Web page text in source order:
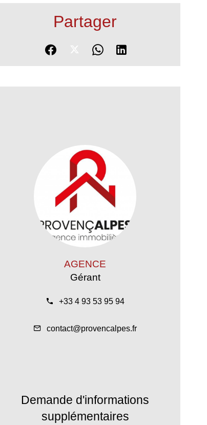
Partager
AGENCE
Gérant
+33 4 93 53 95 94
contact@provencalpes.fr
Demande d'informations
supplémentaires